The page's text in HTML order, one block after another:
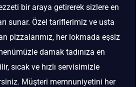
bir araya getirerek sizlere en
sunar. Özel tariflerimiz ve usta
pizzalarımız, her lokmada eşsiz
damak tadınıza en
sıcak ve hızlı servisimizle
Müşteri memnuniyetini her